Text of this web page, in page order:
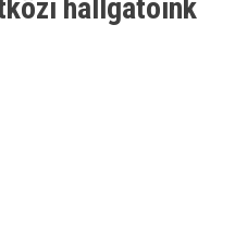
hallgatóink